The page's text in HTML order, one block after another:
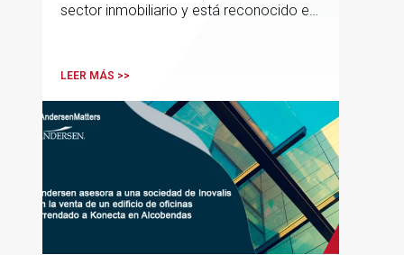
sector inmobiliario y está reconocido en
codirigirá el EU Real Estate Industry
UK.
LEER MÁS >>